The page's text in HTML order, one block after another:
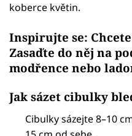
koberce květin.
Inspirujte se:
Zasaďte do něj na
modřence nebo
Jak sázet cibulky
Cibulky sázejte 8–10